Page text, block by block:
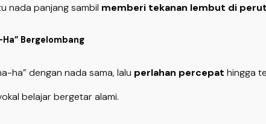
nada panjang sambil memberi tekanan lembut di perut
Bergelombang
ha” dengan nada sama, lalu perlahan percepat hingga
belajar bergetar alami.